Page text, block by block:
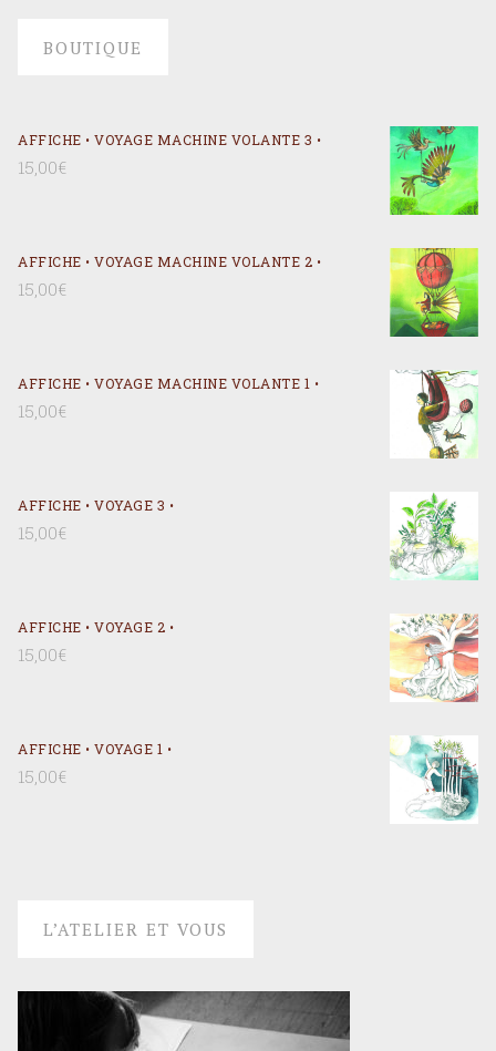
BOUTIQUE
AFFICHE • VOYAGE MACHINE VOLANTE 3 •
15,00€
AFFICHE • VOYAGE MACHINE VOLANTE 2 •
15,00€
AFFICHE • VOYAGE MACHINE VOLANTE 1 •
15,00€
AFFICHE • VOYAGE 3 •
15,00€
AFFICHE • VOYAGE 2 •
15,00€
AFFICHE • VOYAGE 1 •
15,00€
L’ATELIER ET VOUS